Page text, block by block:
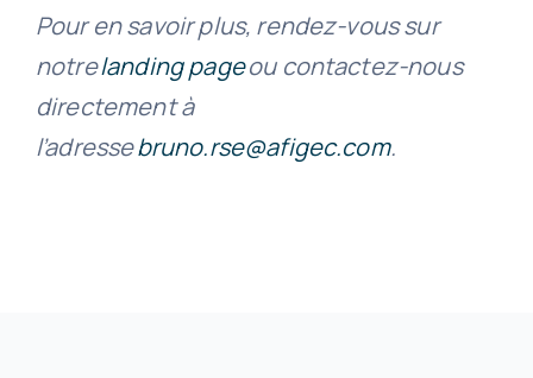
Pour en savoir plus, rendez-vous sur
notrelanding pageou contactez-nous
directement à
l’adressebruno.rse@afigec.com.